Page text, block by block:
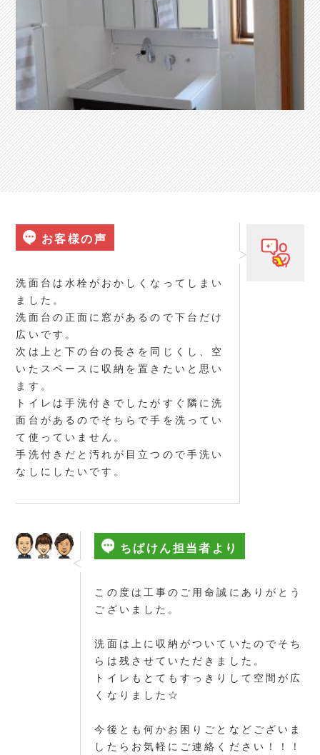
お客様の声
洗面台は水栓がおかしくなってしまい
ました。
洗面台の正面に窓があるので下台だけ
広いです。
次は上と下の台の長さを同じくし、空
いたスペースに収納を置きたいと思い
ます。
トイレは手洗付きでしたがすぐ隣に洗
面台があるのでそちらで手を洗ってい
て使っていません。
手洗付きだと汚れが目立つので手洗い
なしにしたいです。
ちばけん担当者より
この度は工事のご用命誠にありがとう
ございました。
洗面は上に収納がついていたのでそち
らは残させていただきました。
トイレもとてもすっきりして空間が広
くなりました☆
今後とも何かお困りごとなどございま
したらお気軽にご連絡ください！！！